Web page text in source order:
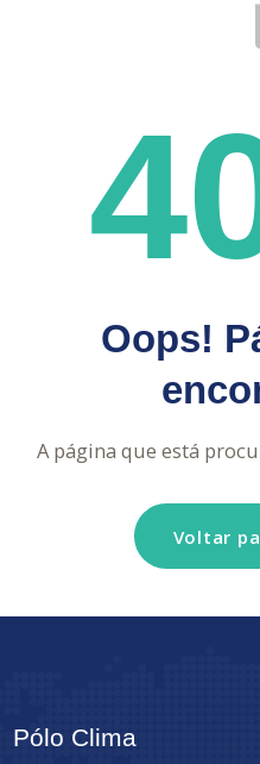
Oops!
A página que está
Voltar
Pólo Clima